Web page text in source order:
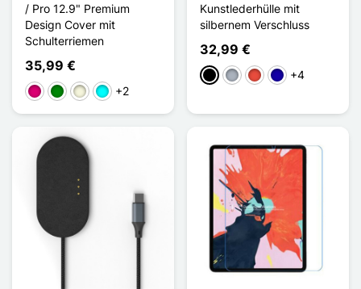
/ Pro 12.9" Premium
Design Cover mit
Schulterriemen
35,99 €
Magenta
GrünBeigeCyan+2
Kunstlederhülle mit
silbernem Verschluss
32,99 €
Schwarz
GrauRot Dunkelblau
+4